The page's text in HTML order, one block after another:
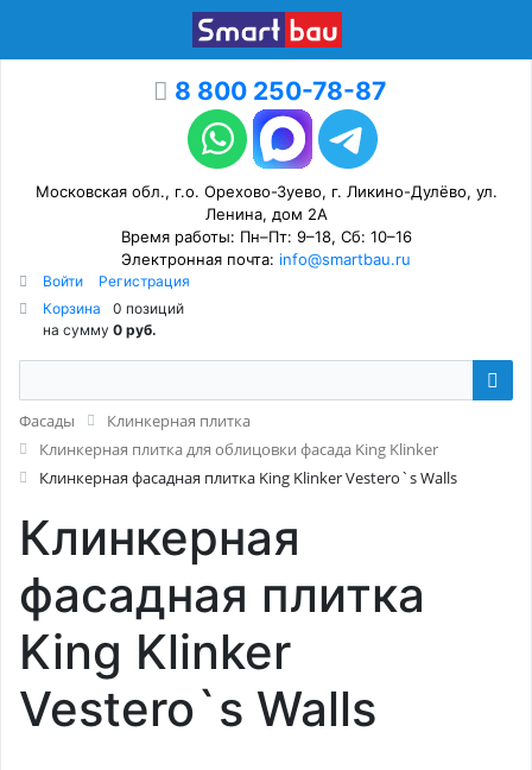
8 800 250-78-87
Московская обл., г.о. Орехово-Зуево, г. Ликино-Дулёво, ул.
Ленина, дом 2А
Время работы: Пн–Пт: 9–18, Сб: 10–16
Электронная почта: info@smartbau.ru
Войти
Регистрация
Корзина
0 позиций
на сумму 0 руб.
Фасады
Клинкерная плитка
Клинкерная плитка для облицовки фасада King Klinker
Клинкерная фасадная плитка King Klinker Vestero`s Walls
Клинкерная
фасадная плитка
King Klinker
Vestero`s Walls